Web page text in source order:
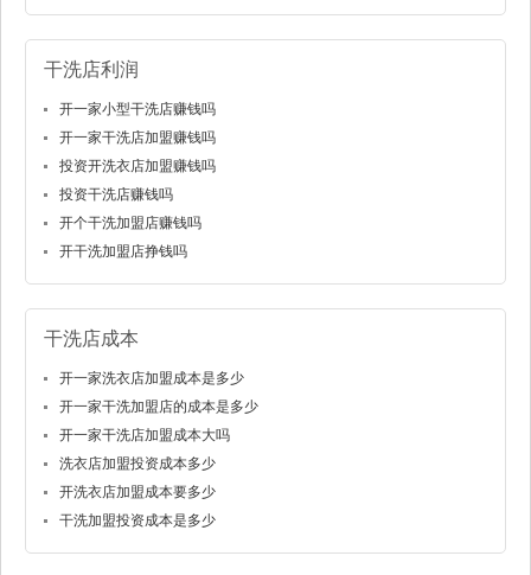
干洗店利润
开一家小型干洗店赚钱吗
开一家干洗店加盟赚钱吗
投资开洗衣店加盟赚钱吗
投资干洗店赚钱吗
开个干洗加盟店赚钱吗
开干洗加盟店挣钱吗
干洗店成本
开一家洗衣店加盟成本是多少
开一家干洗加盟店的成本是多少
开一家干洗店加盟成本大吗
洗衣店加盟投资成本多少
开洗衣店加盟成本要多少
干洗加盟投资成本是多少